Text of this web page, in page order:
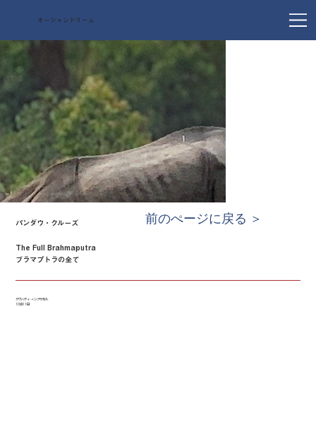
オーシャンドリーム
パンダウ・クルーズ
The Full Brahmaputra
ブラマプトラの全て
グワハティ → シブサガル
10泊11日
前のぺージに戻る ＞